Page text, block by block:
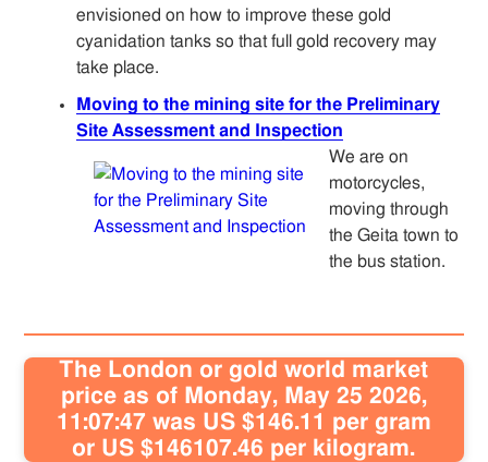
envisioned on how to improve these gold
cyanidation tanks so that full gold recovery may
take place.
Moving to the mining site for the Preliminary
Site Assessment and Inspection
We are on
motorcycles,
moving through
the Geita town to
the bus station.
The London or gold world market
price as of Monday, May 25 2026,
11:07:47 was US $146.11 per gram
or US $146107.46 per kilogram.